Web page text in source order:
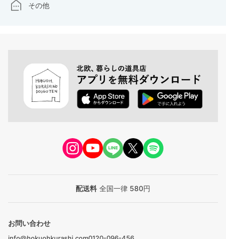
その他
配送料 全国一律 580円
お問い合わせ